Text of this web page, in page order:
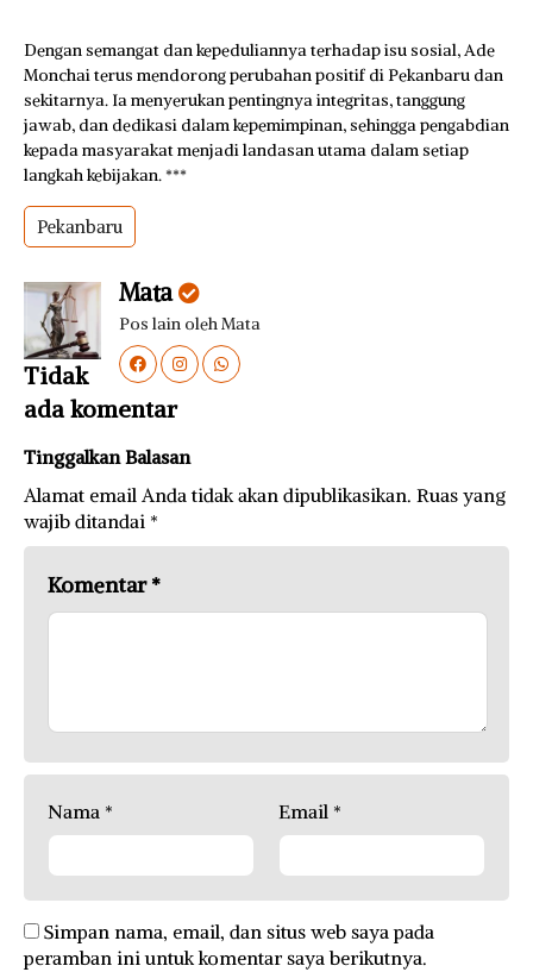
Dengan semangat dan kepeduliannya terhadap isu sosial, Ade
Monchai terus mendorong perubahan positif di Pekanbaru dan
sekitarnya. Ia menyerukan pentingnya integritas, tanggung
jawab, dan dedikasi dalam kepemimpinan, sehingga pengabdian
kepada masyarakat menjadi landasan utama dalam setiap
langkah kebijakan. ***
Pekanbaru
Mata
Pos lain oleh Mata
Tidak
ada komentar
Tinggalkan Balasan
Alamat email Anda tidak akan dipublikasikan. Ruas yang
wajib ditandai *
Komentar*
Nama * Email *
Simpan nama, email, dan situs web saya pada
peramban ini untuk komentar saya berikutnya.